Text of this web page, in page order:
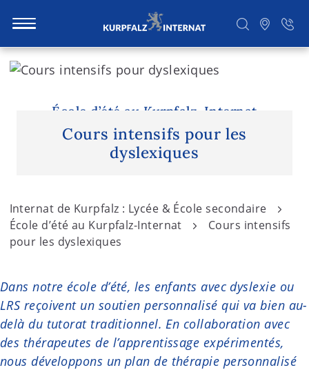
S
t
Rechercher
École d’été au Kurpfalz-Internat
Cours intensifs pour les
dyslexiques
Internat de Kurpfalz : Lycée & École secondaire
École d’été au Kurpfalz-Internat
Cours intensifs
pour les dyslexiques
Dans notre école d’été, les enfants avec dyslexie ou
LRS reçoivent un soutien personnalisé qui va bien au-
delà du tutorat traditionnel. En collaboration avec
des thérapeutes de l’apprentissage expérimentés,
nous développons un plan de thérapie personnalisé